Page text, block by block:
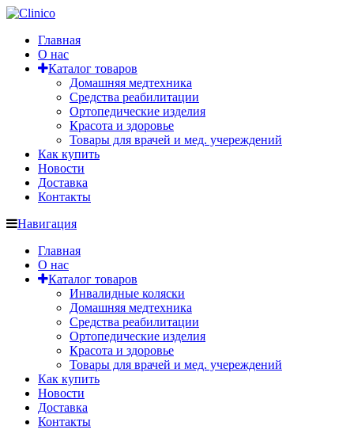
Главная
О нас
Каталог товаров
Домашняя медтехника
Средства реабилитации
Ортопедические изделия
Красота и здоровье
Товары для врачей и мед. учереждений
Как купить
Новости
Доставка
Контакты
Навигация
Главная
О нас
Каталог товаров
Инвалидные коляски
Домашняя медтехника
Средства реабилитации
Ортопедические изделия
Красота и здоровье
Товары для врачей и мед. учереждений
Как купить
Новости
Доставка
Контакты